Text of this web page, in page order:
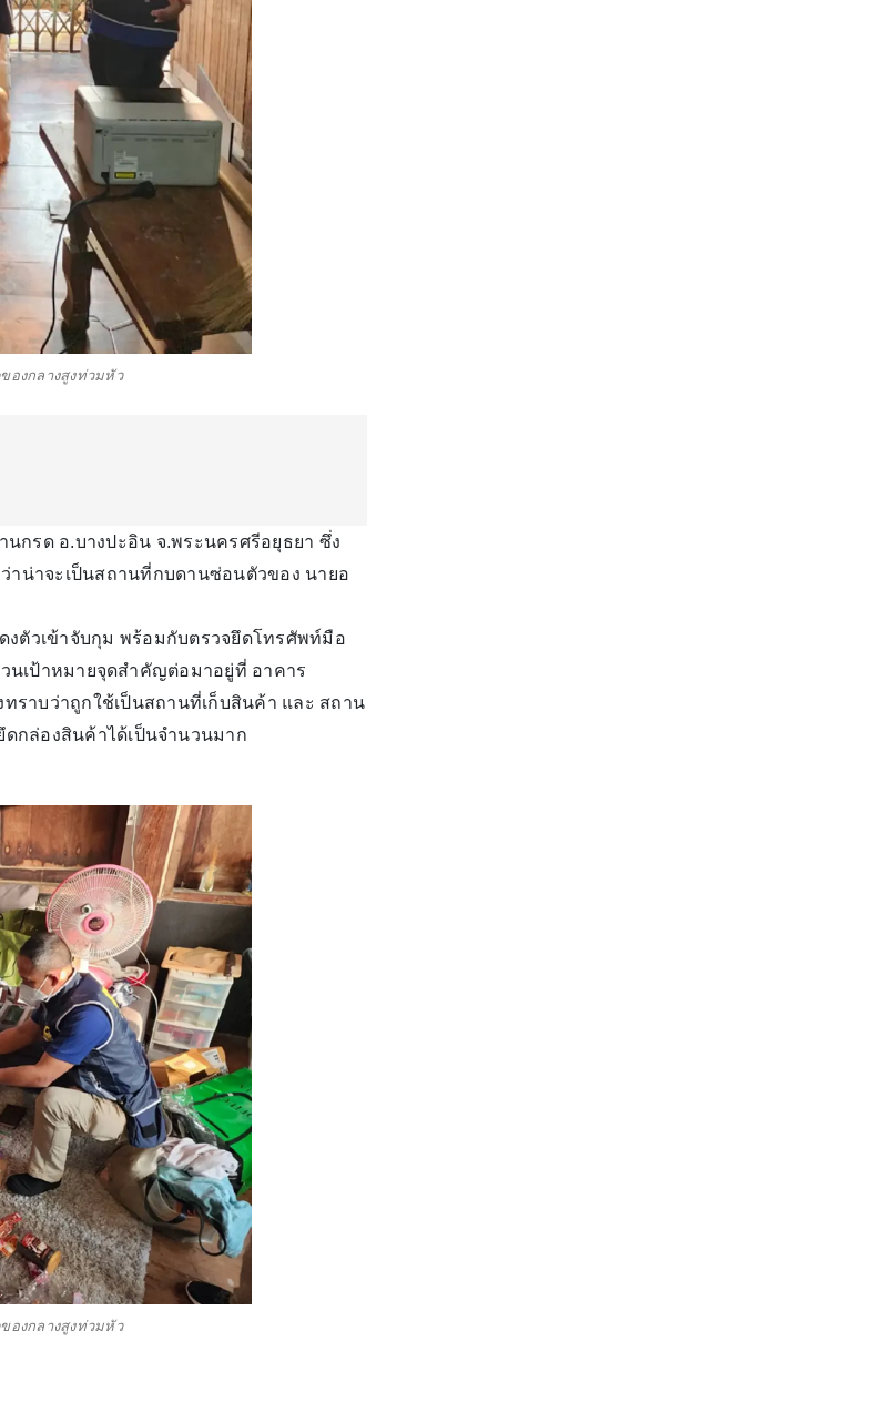
องกลางสูงท่วมหัว
กรด อ.บางปะอิน จ.พระนครศรีอยุธยา ซึ่ง
ว่าน่าจะเป็นสถานที่กบดานซ่อนตัวของ นายอ
งตัวเข้าจับกุม พร้อมกับตรวจยึดโทรศัพท์มือ
นเป้าหมายจุดสำคัญต่อมาอยู่ที่ อาคาร
ราบว่าถูกใช้เป็นสถานที่เก็บสินค้า และ สถาน
กล่องสินค้าได้เป็นจำนวนมาก
องกลางสูงท่วมหัว